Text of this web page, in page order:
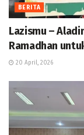
BERITA
Lazismu –
Ramadhan
20 April, 2026